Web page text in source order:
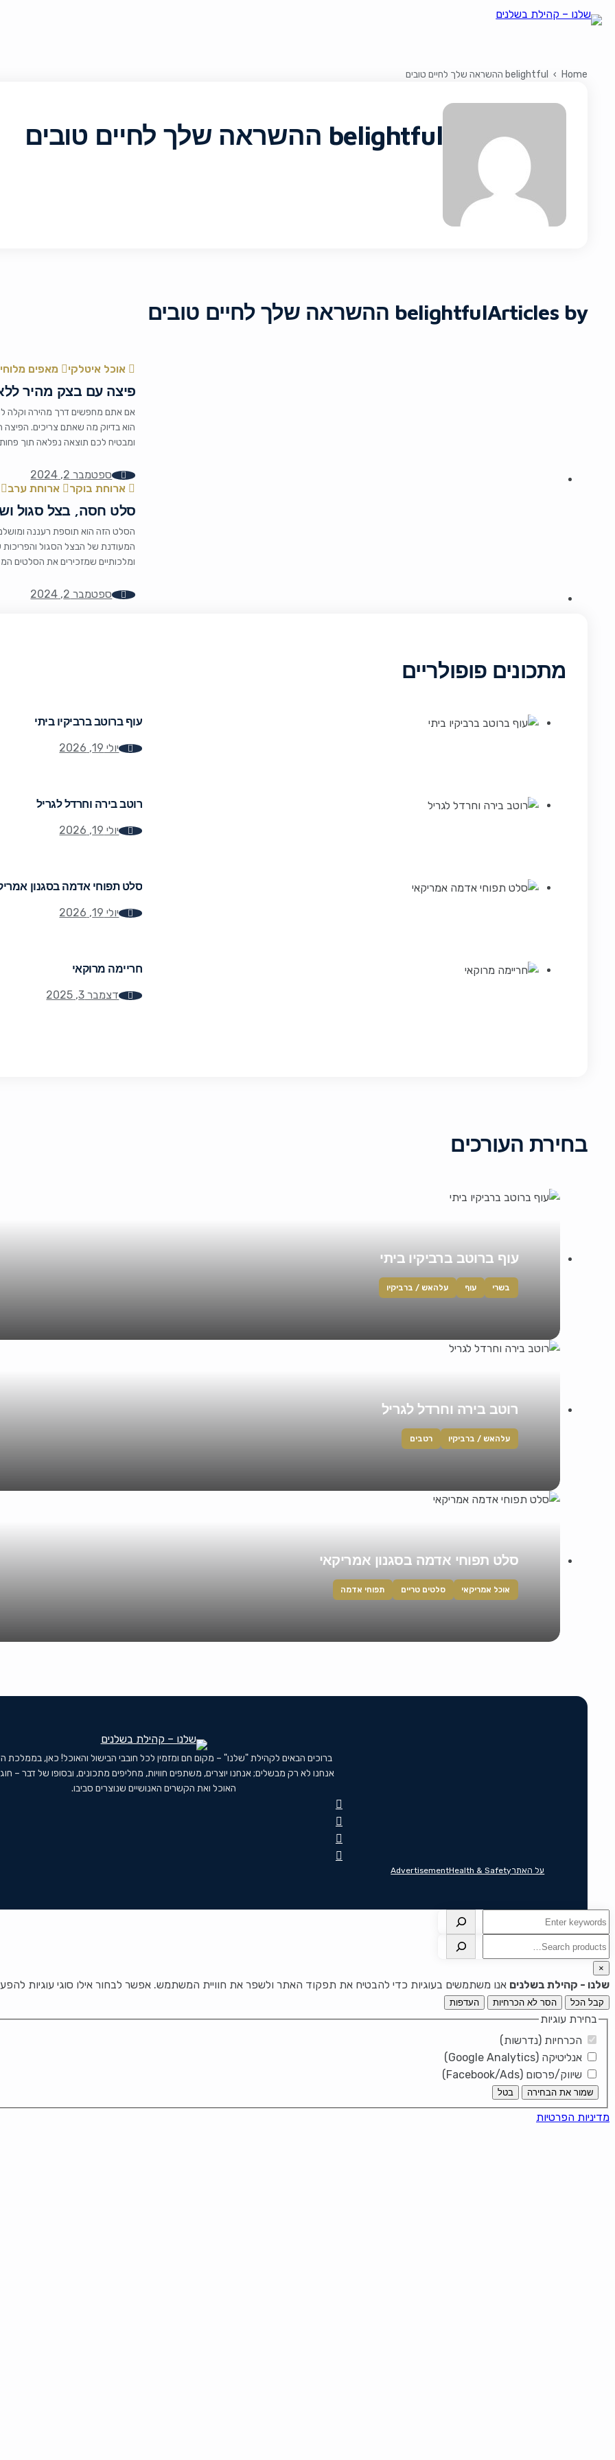
Home
› belightful ההשראה שלך לחיים טובים
belightful ההשראה שלך לחיים טובים
Articles bybelightful ההשראה שלך לחיים טובים
אוכל איטלקי מאפים
פיצה עם בצק מהיר
אם אתם מחפשים דרך מהירה וקלה
הוא בדיוק מה שאתם צריכים.
ומבטיח לכם תוצאה נפלאה תוך
ספטמבר 2, 2024
ארוחת בוקר
ארוחת ערב
סלט חסה, בצל סגול
הסלט הזה הוא תוספת רעננה
המעודנת של הבצל הסגול
ומלכותיים שמזכירים את הסלטים
ספטמבר 2, 2024
מתכונים פופולריים
עוף ברוטב ברביקיו ביתי
יולי 19, 2026
רוטב בירה וחרדל לגריל
יולי 19, 2026
סלט תפוחי אדמה בסגנון
יולי 19, 2026
חריימה מרוקאי
דצמבר 3, 2025
בחירת העורכים
עוף ברוטב ברביקיו ביתי
בשרי עוף עלהאש / ברביקיו
רוטב בירה וחרדל לגריל
עלהאש / ברביקיו רטבים
סלט תפוחי אדמה בסגנון אמריקאי
אוכל אמריקאי סלטים טריים תפוחי אדמה
ברוכים הבאים לקהילת "שלנו" – מקום חם ומזמין לכל חובבי הבישול והאוכל! כאן, בממלכת
אנחנו לא רק מבשלים; אנחנו יוצרים, משתפים חוויות, מחליפים מתכונים, ובסופו של דבר –
האוכל ואת הקשרים האנושיים שנוצרים סביבו.
על האתרHealth & Safety
Advertisement
חיפוש
חיפוש
×
שלנו - קהילת בשלנים אנו משתמשים בעוגיות כדי להבטיח את תפקוד האתר ולשפר את חוויית המשתמש. אפשר לבחור אילו סוגי עוגיות
קבל הכל הסר לא הכרחיות העדפות
בחירת עוגיות
הכרחיות (נדרשות)
אנליטיקה (Google Analytics)
שיווק/פרסום (Facebook/Ads)
שמור את הבחירה בטל
מדיניות הפרטיות